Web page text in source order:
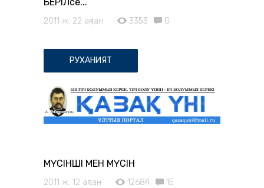
2011 ж. 22 ақпан 3353 0
РУХАНИЯТ
МҮСІНШІ МЕН МҮСІН
2011 ж. 12 ақпан 12684 15